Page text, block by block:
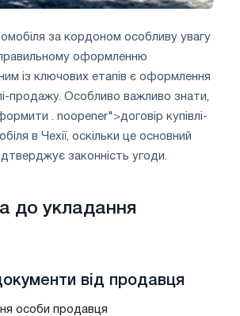
за кордоном особливу увагу
правильному оформленню
із ключових етапів є оформлення
продажу. Особливо важливо знати,
. noopener">договір купівлі-
в Чехії, оскільки це основний
законність угоди.
до укладання
від продавця
особи продавця